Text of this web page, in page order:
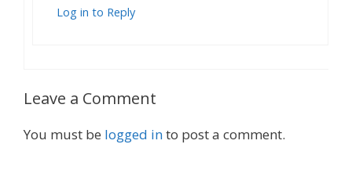
Log in to Reply
Leave a Comment
You must be logged into post a comment.